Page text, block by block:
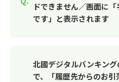
ドできません／画面に
です」と表示されます
北國デジタルバンキン
で、「履歴先からのお